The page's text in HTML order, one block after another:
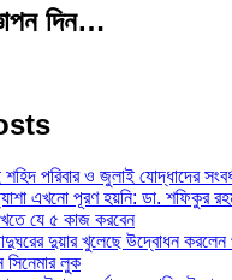
দিন…
শহিদ পরিবার ও জুলাই যোদ্ধাদের
এখনো পূরণ হয়নি: ডা. শফিকুর
যে ৫ কাজ করবেন
দুয়ার খুলেছে উদ্বোধন করলেন
সিনেমার লুক